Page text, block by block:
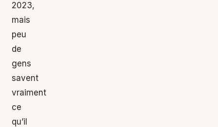
2023,
mais
peu
de
gens
savent
vraiment
ce
qu’il